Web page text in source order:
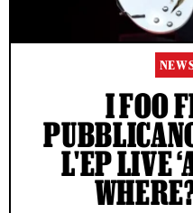
I FOO
L'EP LIVE